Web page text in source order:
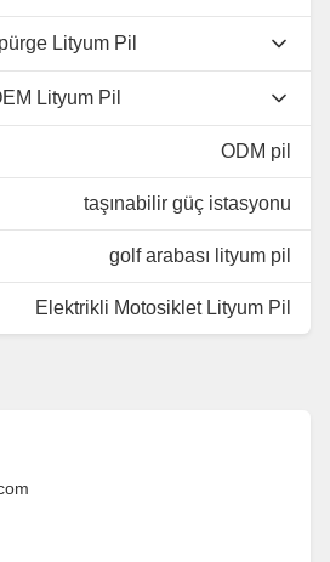
Lityum Pil
Lityum Pil
ODM pil
taşınabilir güç istasyonu
golf arabası lityum pil
Elektrikli Motosiklet Lityum Pil